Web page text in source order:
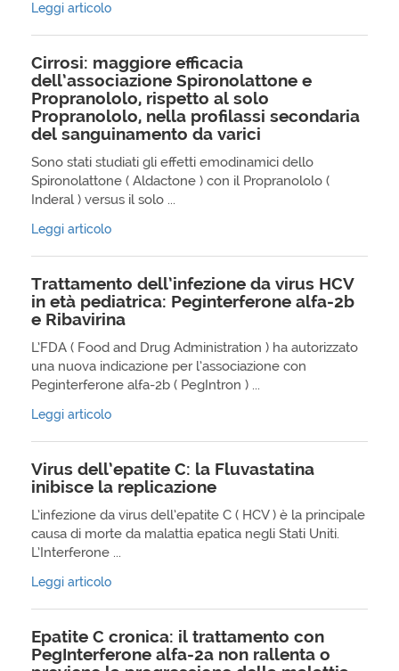
Leggi articolo
Cirrosi: maggiore efficacia
dell’associazione Spironolattone e
Propranololo, rispetto al solo
Propranololo, nella profilassi secondaria
del sanguinamento da varici
Sono stati studiati gli effetti emodinamici dello
Spironolattone ( Aldactone ) con il Propranololo (
Inderal ) versus il solo ...
Leggi articolo
Trattamento dell’infezione da virus HCV
in età pediatrica: Peginterferone alfa-2b
e Ribavirina
L’FDA ( Food and Drug Administration ) ha autorizzato
una nuova indicazione per l’associazione con
Peginterferone alfa-2b ( PegIntron ) ...
Leggi articolo
Virus dell’epatite C: la Fluvastatina
inibisce la replicazione
L’infezione da virus dell’epatite C ( HCV ) è la principale
causa di morte da malattia epatica negli Stati Uniti.
L’Interferone ...
Leggi articolo
Epatite C cronica: il trattamento con
PegInterferone alfa-2a non rallenta o